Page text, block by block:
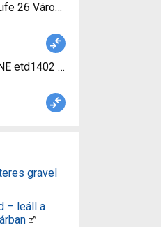
26 Városi / Cruiser használt
etd1402 Elektromos Városi
gravel
– leáll a